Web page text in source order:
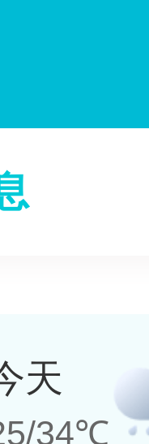
天
34℃